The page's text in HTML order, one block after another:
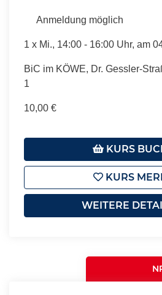
Anmeldung möglich
1 x Mi., 14:00 - 16:00 Uhr, am
BiC im KÖWE, Dr. Gessler-
1
10,00 €
KURS
KURS
WEITERE